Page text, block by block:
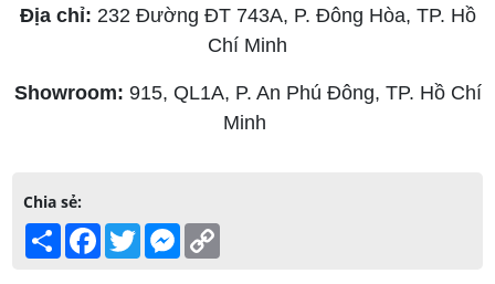
Địa chỉ: 232 Đường ĐT 743A, P. Đông Hòa, TP. Hồ
Chí Minh
Showroom: 915, QL1A, P. An Phú Đông, TP. Hồ Chí
Minh
Chia sẻ:
Share Facebook
TwitterMessenger